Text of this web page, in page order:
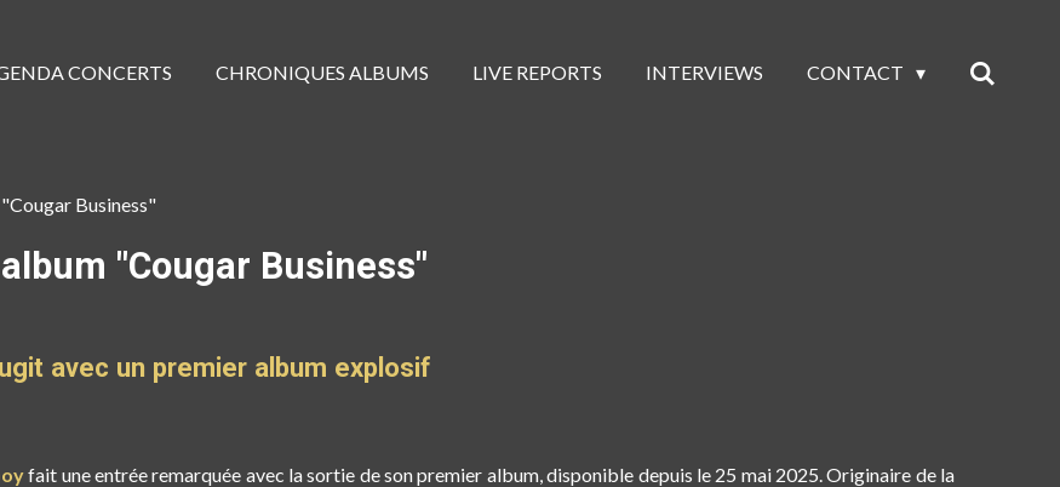
CONCERTS CHRONIQUES ALBUMS LIVE REPORTS INTERVIEWS CONTACT
Business"
album "Cougar Business"
avec un premier album explosif
fait une entrée remarquée avec la sortie de sonpremier album, disponible depuis le 25 mai 2025. Originaire de la